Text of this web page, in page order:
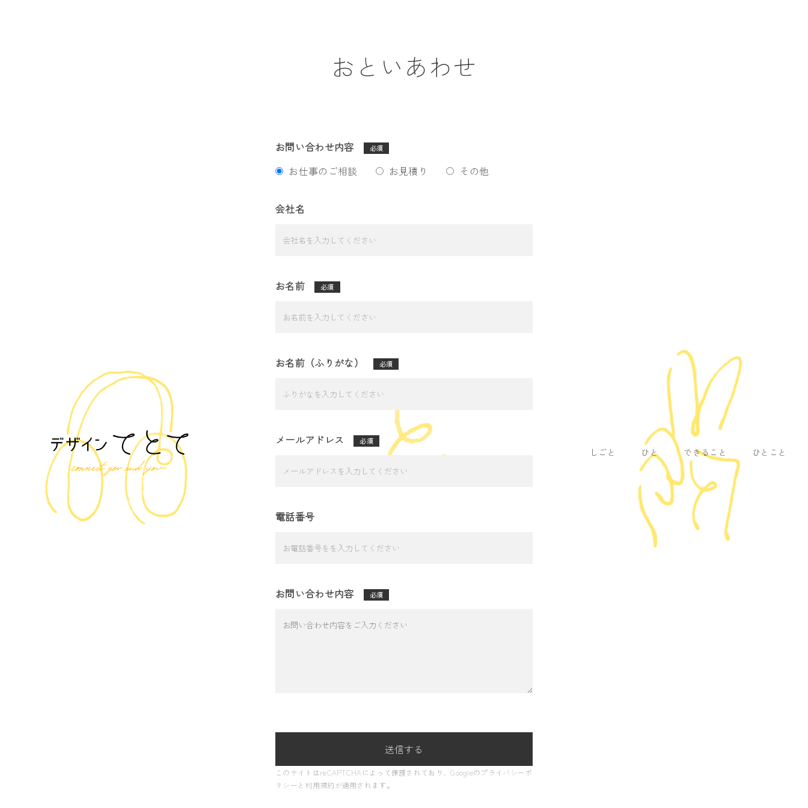
しごと ひと できること ひとこと
おといあわせ
お問い合わせ内容 必須
お仕事のご相談 お見積り その他
会社名
お名前 必須
お名前（ふりがな） 必須
メールアドレス 必須
電話番号
お問い合わせ内容 必須
このサイトはreCAPTCHAによって保護されており、Googleのプライバシーポ
リシーと 利用規約 が適用されます。